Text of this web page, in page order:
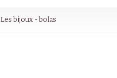
Les bijoux - bolas